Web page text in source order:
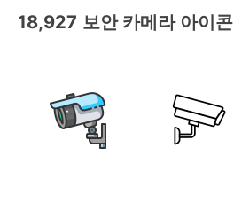
18,927 보안 카메라 아이콘